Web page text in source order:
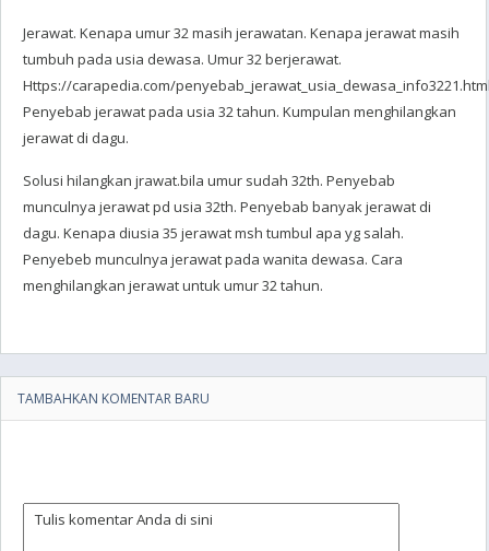
Jerawat. Kenapa umur 32 masih jerawatan. Kenapa jerawat masih
tumbuh pada usia dewasa. Umur 32 berjerawat.
Https://carapedia.com/
Penyebab jerawat pada usia 32 tahun. Kumpulan menghilangkan
jerawat di dagu.
Solusi hilangkan jrawat.bila umur sudah 32th. Penyebab
munculnya jerawat pd usia 32th. Penyebab banyak jerawat di
dagu. Kenapa diusia 35 jerawat msh tumbul apa yg salah.
Penyebeb munculnya jerawat pada wanita dewasa. Cara
menghilangkan jerawat untuk umur 32 tahun.
TAMBAHKAN KOMENTAR BARU